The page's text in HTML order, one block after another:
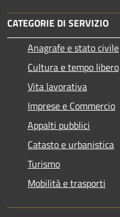
CATEGORIE DI SERVIZIO
Anagrafe e stato civile
Cultura e tempo libero
Vita lavorativa
Imprese e Commercio
Appalti pubblici
Catasto e urbanistica
Turismo
Mobilità e trasporti